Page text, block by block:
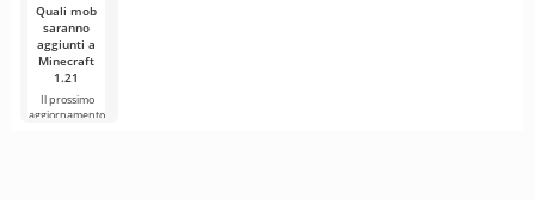
Quali mob
saranno
aggiunti a
Minecraft
1.21
Il prossimo
aggiornamento